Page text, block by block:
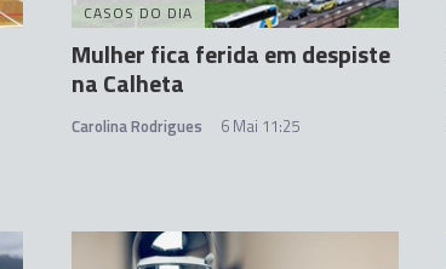
CASOS DO DIA
Mulher fica ferida em despiste
na Calheta
Carolina Rodrigues 6 Mai 11:25